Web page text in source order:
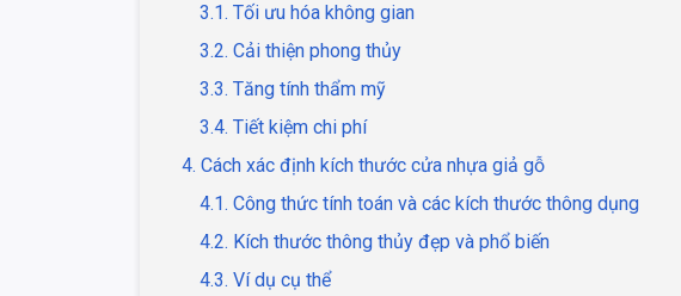
3.1. Tối ưu hóa không gian
3.2. Cải thiện phong thủy
3.3. Tăng tính thẩm mỹ
3.4. Tiết kiệm chi phí
4. Cách xác định kích thước cửa nhựa giả gỗ
4.1. Công thức tính toán và các kích thước thông dụng
4.2. Kích thước thông thủy đẹp và phổ biến
4.3. Ví dụ cụ thể